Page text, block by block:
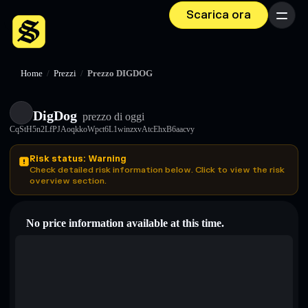
Scarica ora Menu
Home / Prezzi / Prezzo DIGDOG
DigDog prezzo di oggi
CqStH5n2LfPJAoqkkoWpct6L1winzxvAtcEhxB6aacvy
Risk status: Warning
Check detailed risk information below. Click to view the risk
overview section.
No price information available at this time.